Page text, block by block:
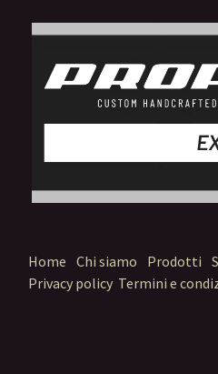
Home Chi siamo Prodotti
Privacy policy Termini e